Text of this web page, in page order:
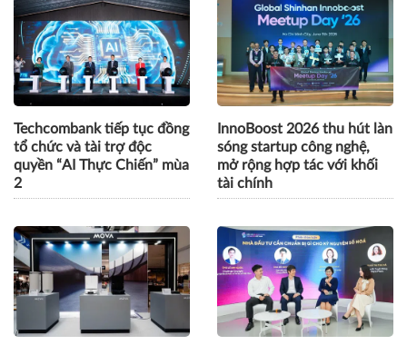
Techcombank tiếp tục đồng
tổ chức và tài trợ độc
quyền “AI Thực Chiến” mùa
2
InnoBoost 2026 thu hút làn
sóng startup công nghệ,
mở rộng hợp tác với khối
tài chính